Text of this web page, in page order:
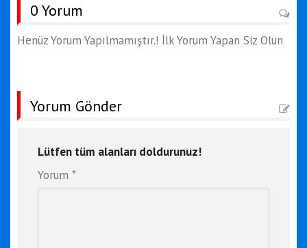
0 Yorum
Henüz Yorum Yapılmamıştır.! İlk Yorum Yapan Siz Olun
Yorum Gönder
Lütfen tüm alanları doldurunuz!
Yorum *